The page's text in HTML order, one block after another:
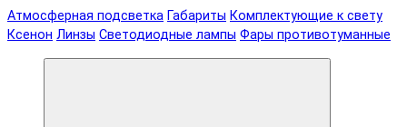
Атмосферная подсветка Габариты Комплектующие к свету
Ксенон Линзы Светодиодные лампы Фары противотуманные